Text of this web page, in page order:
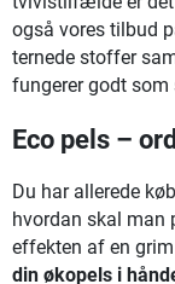
også vores tilbud
ternede stoffer
fungerer godt som
Eco pels –
Du har allerede
hvordan skal man
effekten af en
din økopels i